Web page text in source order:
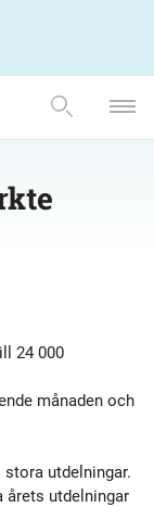
24 000
månaden och
utdelningar.
årets utdelningar